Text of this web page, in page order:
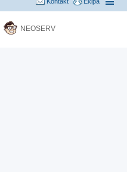
NEOSERV